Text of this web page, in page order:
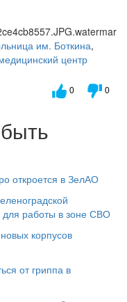
им. Боткина,
центр
0 0
откроется в ЗелАО
для работы в зоне СВО
корпусов
от гриппа в